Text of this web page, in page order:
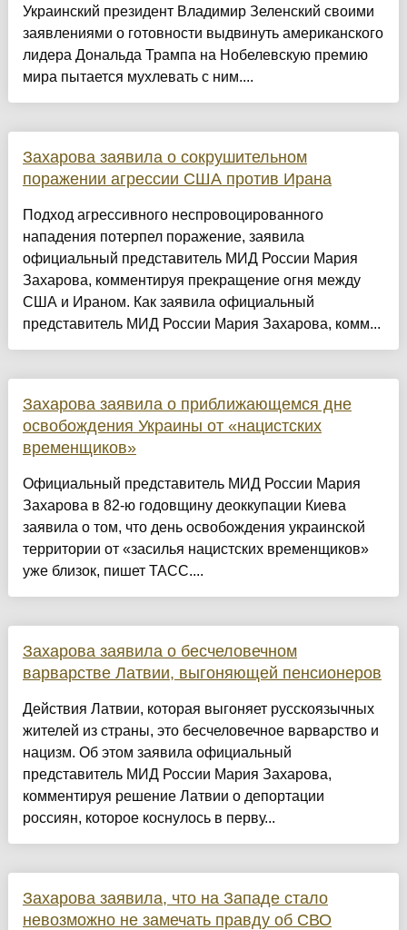
Украинский президент Владимир Зеленский своими
заявлениями о готовности выдвинуть американского
лидера Дональда Трампа на Нобелевскую премию
мира пытается мухлевать с ним....
Захарова заявила о сокрушительном
поражении агрессии США против Ирана
Подход агрессивного неспровоцированного
нападения потерпел поражение, заявила
официальный представитель МИД России Мария
Захарова, комментируя прекращение огня между
США и Ираном. Как заявила официальный
представитель МИД России Мария Захарова, комм...
Захарова заявила о приближающемся дне
освобождения Украины от «нацистских
временщиков»
Официальный представитель МИД России Мария
Захарова в 82-ю годовщину деоккупации Киева
заявила о том, что день освобождения украинской
территории от «засилья нацистских временщиков»
уже близок, пишет ТАСС....
Захарова заявила о бесчеловечном
варварстве Латвии, выгоняющей пенсионеров
Действия Латвии, которая выгоняет русскоязычных
жителей из страны, это бесчеловечное варварство и
нацизм. Об этом заявила официальный
представитель МИД России Мария Захарова,
комментируя решение Латвии о депортации
россиян, которое коснулось в перву...
Захарова заявила, что на Западе стало
невозможно не замечать правду об СВО